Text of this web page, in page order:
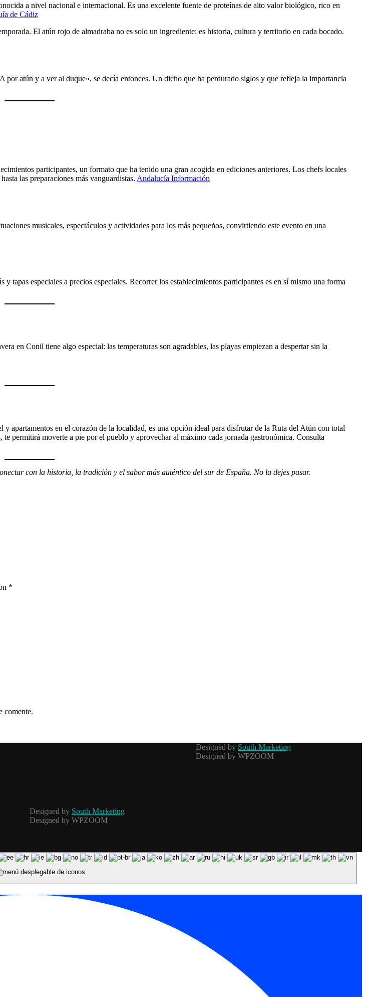
a nivel nacional e internacional. Es una excelente fuente de proteínas de alto valor biológico, rico en
de Cádiz
El atún rojo de almadraba no es solo un ingrediente: es historia, cultura y territorio en cada bocado.
atún y a ver al duque», se decía entonces. Un dicho que ha perdurado siglos y que refleja la importancia
participantes, un formato que ha tenido una gran acogida en ediciones anteriores. Los chefs locales
las preparaciones más vanguardistas. Andalucía Información
musicales, espectáculos y actividades para los más pequeños, convirtiendo este evento en una
tapas especiales a precios especiales. Recorrer los establecimientos participantes es en sí mismo una forma
en Conil tiene algo especial: las temperaturas son agradables, las playas empiezan a despertar sin la
y apartamentos en el corazón de la localidad, es una opción ideal para disfrutar de la Ruta del Atún con total
permitirá moverte a pie por el pueblo y aprovechar al máximo cada jornada gastronómica. Consulta
con la historia, la tradición y el sabor más auténtico del sur de España. No la dejes pasar.
*
comente.
Designed by South Marketing
Designed by WPZOOM
Designed by South Marketing
Designed by WPZOOM